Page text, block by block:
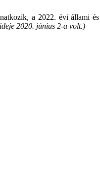
a 2022. évi állami
2020. június 2-a volt.)